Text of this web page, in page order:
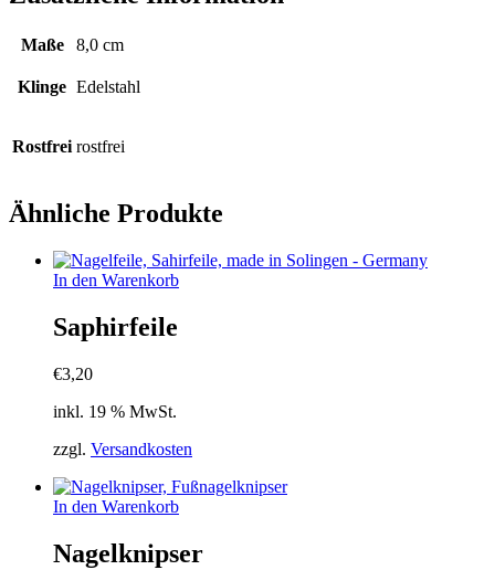
Maße 8,0 cm
Klinge Edelstahl
Rostfrei rostfrei
Ähnliche Produkte
In den Warenkorb
Saphirfeile
€3,20
inkl. 19 % MwSt.
zzgl. Versandkosten
In den Warenkorb
Nagelknipser